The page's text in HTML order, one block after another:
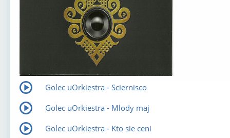
Golec uOrkiestra - Sciernisco
Golec uOrkiestra - Mlody maj
Golec uOrkiestra - Kto sie ceni